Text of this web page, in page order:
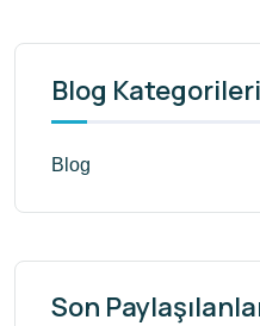
Blog Kategorileri
Blog
Son